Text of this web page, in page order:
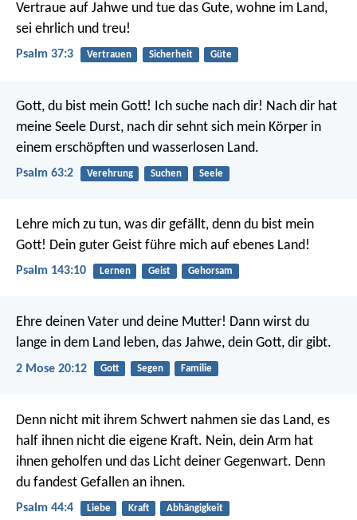
Vertraue auf Jahwe und tue das Gute, wohne im Land,
sei ehrlich und treu!
Psalm 37:3 Vertrauen Sicherheit Güte
Gott, du bist mein Gott! Ich suche nach dir! Nach dir hat
meine Seele Durst, nach dir sehnt sich mein Körper in
einem erschöpften und wasserlosen Land.
Psalm 63:2 Verehrung Suchen Seele
Lehre mich zu tun, was dir gefällt, denn du bist mein
Gott! Dein guter Geist führe mich auf ebenes Land!
Psalm 143:10 Lernen Geist Gehorsam
Ehre deinen Vater und deine Mutter! Dann wirst du
lange in dem Land leben, das Jahwe, dein Gott, dir gibt.
2 Mose 20:12 Gott Segen Familie
Denn nicht mit ihrem Schwert nahmen sie das Land, es
half ihnen nicht die eigene Kraft. Nein, dein Arm hat
ihnen geholfen und das Licht deiner Gegenwart. Denn
du fandest Gefallen an ihnen.
Psalm 44:4 Liebe Kraft Abhängigkeit